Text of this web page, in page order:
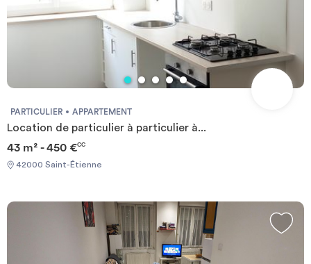
PARTICULIER APPARTEMENT
Location de particulier à particulier à...
43 m² - 450 €CC
42000 Saint-Étienne